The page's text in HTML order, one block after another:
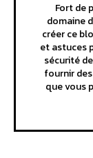
Fort de
domaine
créer ce
et astuces
sécurité
fournir
que vous